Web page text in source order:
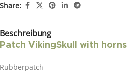
Share:
Beschreibung
Patch VikingSkull with horns
Rubberpatch